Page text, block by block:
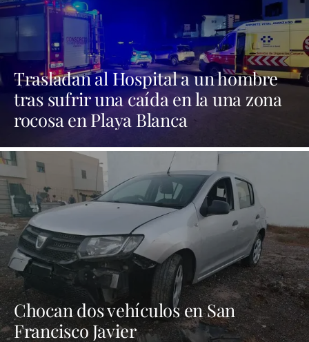
Trasladan al Hospital a un hombre
tras sufrir una caída en la una zona
rocosa en Playa Blanca
Chocan dos vehículos en San
Francisco Javier